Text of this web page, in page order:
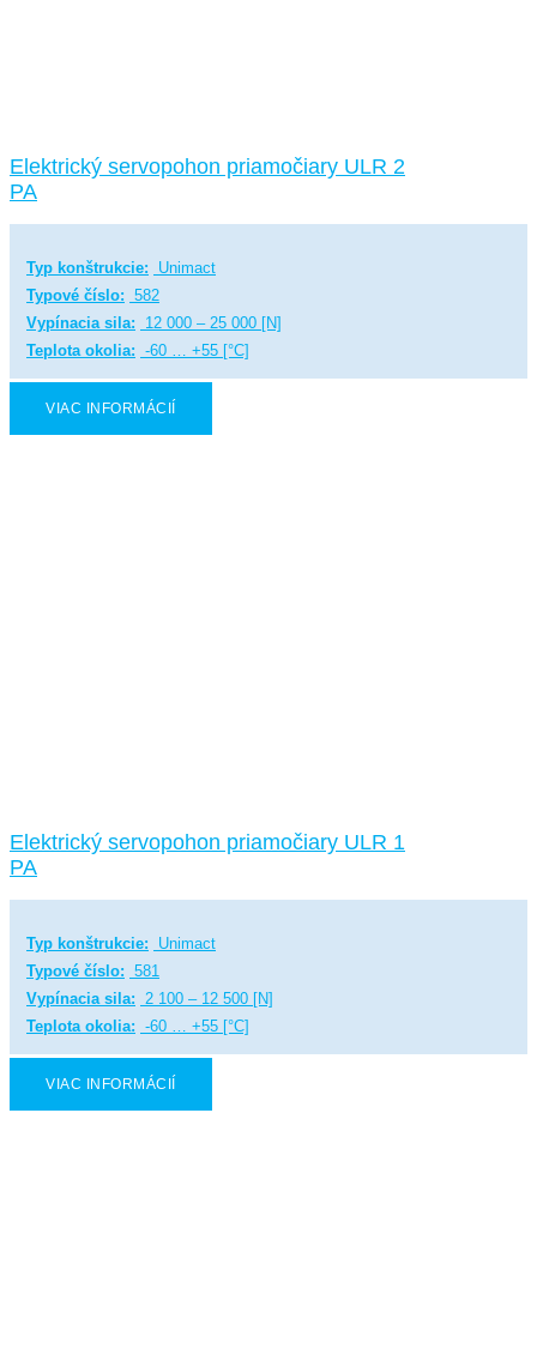
Elektrický servopohon priamočiary ULR 2
PA
Typ konštrukcie:
Unimact
Typové číslo: 582
Vypínacia sila:
12 000 – 25 000 [N]
Teplota okolia: -60 … +55 [°C]
VIAC INFORMÁCIÍ
Elektrický servopohon priamočiary ULR 1
PA
Typ konštrukcie:
Unimact
Typové číslo: 581
Vypínacia sila: 2 100 – 12 500 [N]
Teplota okolia: -60 … +55 [°C]
VIAC INFORMÁCIÍ